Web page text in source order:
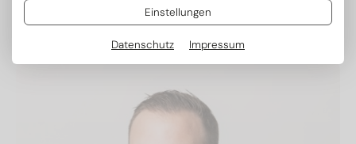
Einstellungen
Datenschutz Impressum
Geschäftsleitung